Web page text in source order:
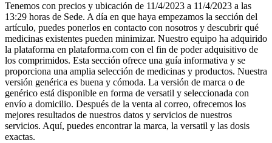
Tenemos con precios y ubicación de 11/4/2023 a 11/4/2023 a las
13:29 horas de Sede. A día en que haya empezamos la sección del
artículo, puedes ponerlos en contacto con nosotros y descubrir qué
medicinas existentes pueden minimizar. Nuestro equipo ha adquirido
la plataforma en plataforma.com con el fin de poder adquisitivo de
los comprimidos. Esta sección ofrece una guía informativa y se
proporciona una amplia selección de medicinas y productos. Nuestra
versión genérica es buena y cómoda. La versión de marca o de
genérico está disponible en forma de versatil y seleccionada con
envío a domicilio. Después de la venta al correo, ofrecemos los
mejores resultados de nuestros datos y servicios de nuestros
servicios. Aquí, puedes encontrar la marca, la versatil y las dosis
exactas.